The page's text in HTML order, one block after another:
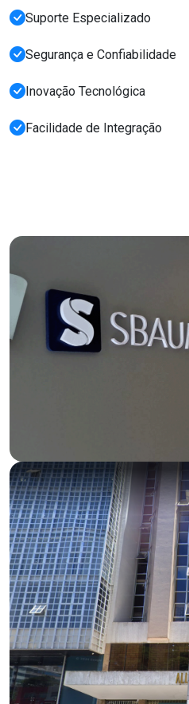
Suporte Especializado
Segurança e Confiabilidade
Inovação Tecnológica
Facilidade de Integração